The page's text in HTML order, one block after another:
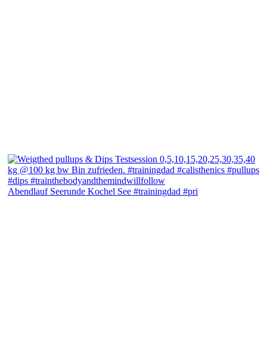
Abendlauf Seerunde Kochel See #trainingdad #pri